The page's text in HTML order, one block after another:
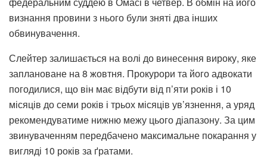
визнання провини з нього були зняті два інших
обвинувачення.
Слейтер залишається на волі до винесення вироку, яке
заплановане на 8 жовтня. Прокурори та його адвокати
погодилися, що він має відбути від п’яти років і 10
місяців до семи років і трьох місяців ув’язнення, а уряд
рекомендуватиме нижню межу цього діапазону. За цим
звинуваченням передбачено максимальне покарання у
вигляді 10 років за ґратами.